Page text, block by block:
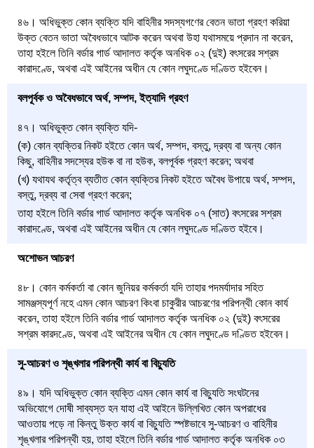
৪৬। অধিভুক্ত কোন ব্যক্তি যদি বাহিনীর সদস্যগণের বেতন ভাতা গ্রহণ করিয়া
উক্ত বেতন ভাতা অবৈধভাবে আটক করেন অথবা উহা যথাসময়ে প্রদান না করেন,
তাহা হইলে তিনি বর্ডার গার্ড আদালত কর্তৃক অনধিক ০২ (দুই) বৎসরের সশ্রম
কারাদণ্ডে, অথবা এই আইনের অধীন যে কোন লঘুদণ্ডে দণ্ডিত হইবেন।
বলপূর্বক ও অবৈধভাবে অর্থ, সম্পদ, ইত্যাদি গ্রহণ
৪৭। অধিভুক্ত কোন ব্যক্তি যদি-
(ক) কোন ব্যক্তির নিকট হইতে কোন অর্থ, সম্পদ, বস্তু, দ্রব্য বা অন্য কোন
কিছু, বাহিনীর সদস্যের হউক বা না হউক, বলপূর্বক গ্রহণ করেন; অথবা
(খ) যথাযথ কর্তৃত্ব ব্যতীত কোন ব্যক্তির নিকট হইতে অবৈধ উপায়ে অর্থ, সম্পদ,
বস্তু, দ্রব্য বা সেবা গ্রহণ করেন;
তাহা হইলে তিনি বর্ডার গার্ড আদালত কর্তৃক অনধিক ০৭ (সাত) বৎসরের সশ্রম
কারাদণ্ডে, অথবা এই আইনের অধীন যে কোন লঘুদণ্ডে দণ্ডিত হইবে।
অশোভন আচরণ
৪৮। কোন কর্মকর্তা বা কোন জুনিয়র কর্মকর্তা যদি তাহার পদমর্যাদার সহিত
সামঞ্জস্যপূর্ণ নহে এমন কোন আচরণ কিংবা চাকুরীর আচরণের পরিপন্থী কোন কার্য
করেন, তাহা হইলে তিনি বর্ডার গার্ড আদালত কর্তৃক অনধিক ০২ (দুই) বৎসরের
সশ্রম কারদণ্ডে, অথবা এই আইনের অধীন যে কোন লঘুদণ্ডে দণ্ডিত হইবেন।
সু-আচরণ ও শৃঙ্খলার পরিপন্থী কার্য বা বিচ্যুতি
৪৯। যদি অধিভুক্ত কোন ব্যক্তি এমন কোন কার্য বা বিচ্যুতি সংঘটনের
অভিযোগে দোষী সাব্যস্ত হন যাহা এই আইনে উল্লিখিত কোন অপরাধের
আওতায় পড়ে না কিন্তু উক্ত কার্য বা বিচ্যুতি স্পষ্টভাবে সু-আচরণ ও বাহিনীর
শৃঙ্খলার পরিপন্থী হয়, তাহা হইলে তিনি বর্ডার গার্ড আদালত কর্তৃক অনধিক ০৩